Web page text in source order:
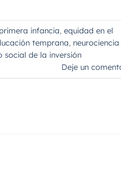
infancia, equidad en el
temprana,
social de la inversión
Deje un